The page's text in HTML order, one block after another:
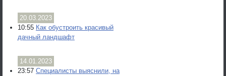
20.03.2023
10:55 Как обустроить красивый
дачный ландшафт
14.01.2023
23:57 Специалисты выяснили, на